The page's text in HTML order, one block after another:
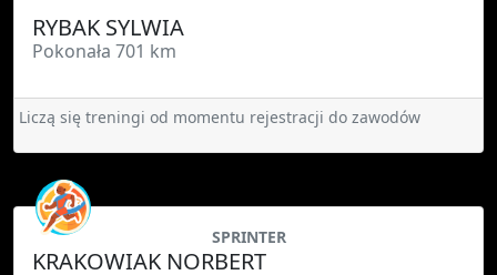
RYBAK SYLWIA
Pokonała 701 km
Liczą się treningi od momentu rejestracji do zawodów
SPRINTER
KRAKOWIAK NORBERT